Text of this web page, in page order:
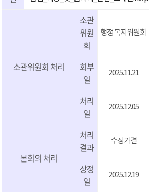
소관위원회 처리
소관
위원
회
행정복지위원회
회부
일
2025.11.21
처리
일
2025.12.05
본회의 처리
처리
결과
수정가결
상정
일
2025.12.19